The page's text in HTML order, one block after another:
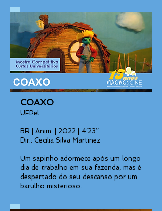
COAXO
UFPel
BR | Anim. | 2022 | 4’23’’
Dir.: Cecilia Silva Martinez
Um sapinho adormece após um longo
dia de trabalho em sua fazenda, mas é
despertado do seu descanso por um
barulho misterioso.